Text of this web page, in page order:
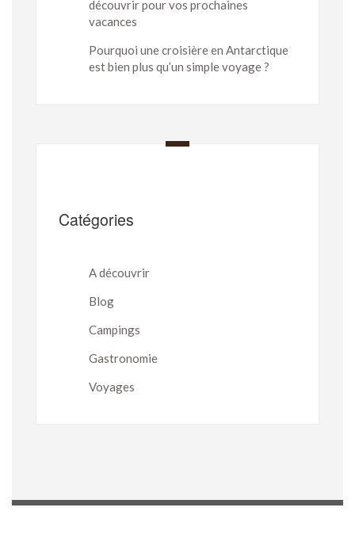
découvrir pour vos prochaines
vacances
Pourquoi une croisière en Antarctique
est bien plus qu’un simple voyage ?
Catégories
A découvrir
Blog
Campings
Gastronomie
Voyages